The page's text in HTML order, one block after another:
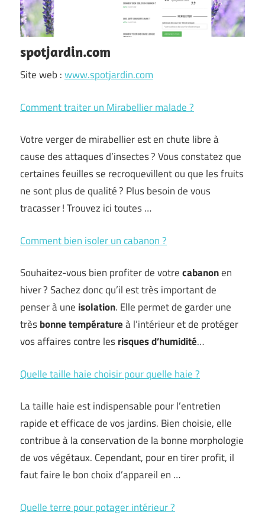
spotjardin.com
Site web :www.spotjardin.com
Comment traiter un Mirabellier malade ?
Votre verger de mirabellier est en chute libre à
cause des attaques d’insectes ? Vous constatez que
certaines feuilles se recroquevillent ou que les fruits
ne sont plus de qualité ? Plus besoin de vous
tracasser ! Trouvez ici toutes …
Comment bien isoler un cabanon ?
Souhaitez-vous bien profiter de votrecabanonen
hiver ? Sachez donc qu’il est très important de
penser à une isolation. Elle permet de garder une
trèsbonne températureà l’intérieur et de protéger
vos affaires contre lesrisques d’humidité…
Quelle taille haie choisir pour quelle haie ?
La taille haie est indispensable pour l’entretien
rapide et efficace de vos jardins. Bien choisie, elle
contribue à la conservation de la bonne morphologie
de vos végétaux. Cependant, pour en tirer profit, il
faut faire le bon choix d’appareil en …
Quelle terre pour potager intérieur ?